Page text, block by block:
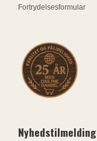
Fortrydelsesformular
Nyhedstilmelding